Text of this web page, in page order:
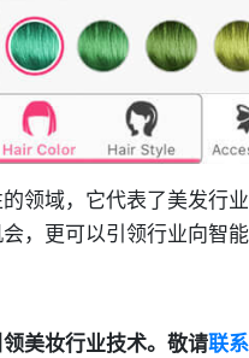
领域，它代表了美发行
，更可以引领行业向智
美妆行业技术。敬请联